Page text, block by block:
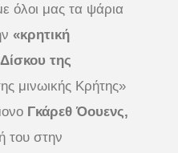
όλοι μας τα ψάρια
«κρητική
Δίσκου της
μινωικής Κρήτης»
Γκάρεθ Όουενς,
του στην